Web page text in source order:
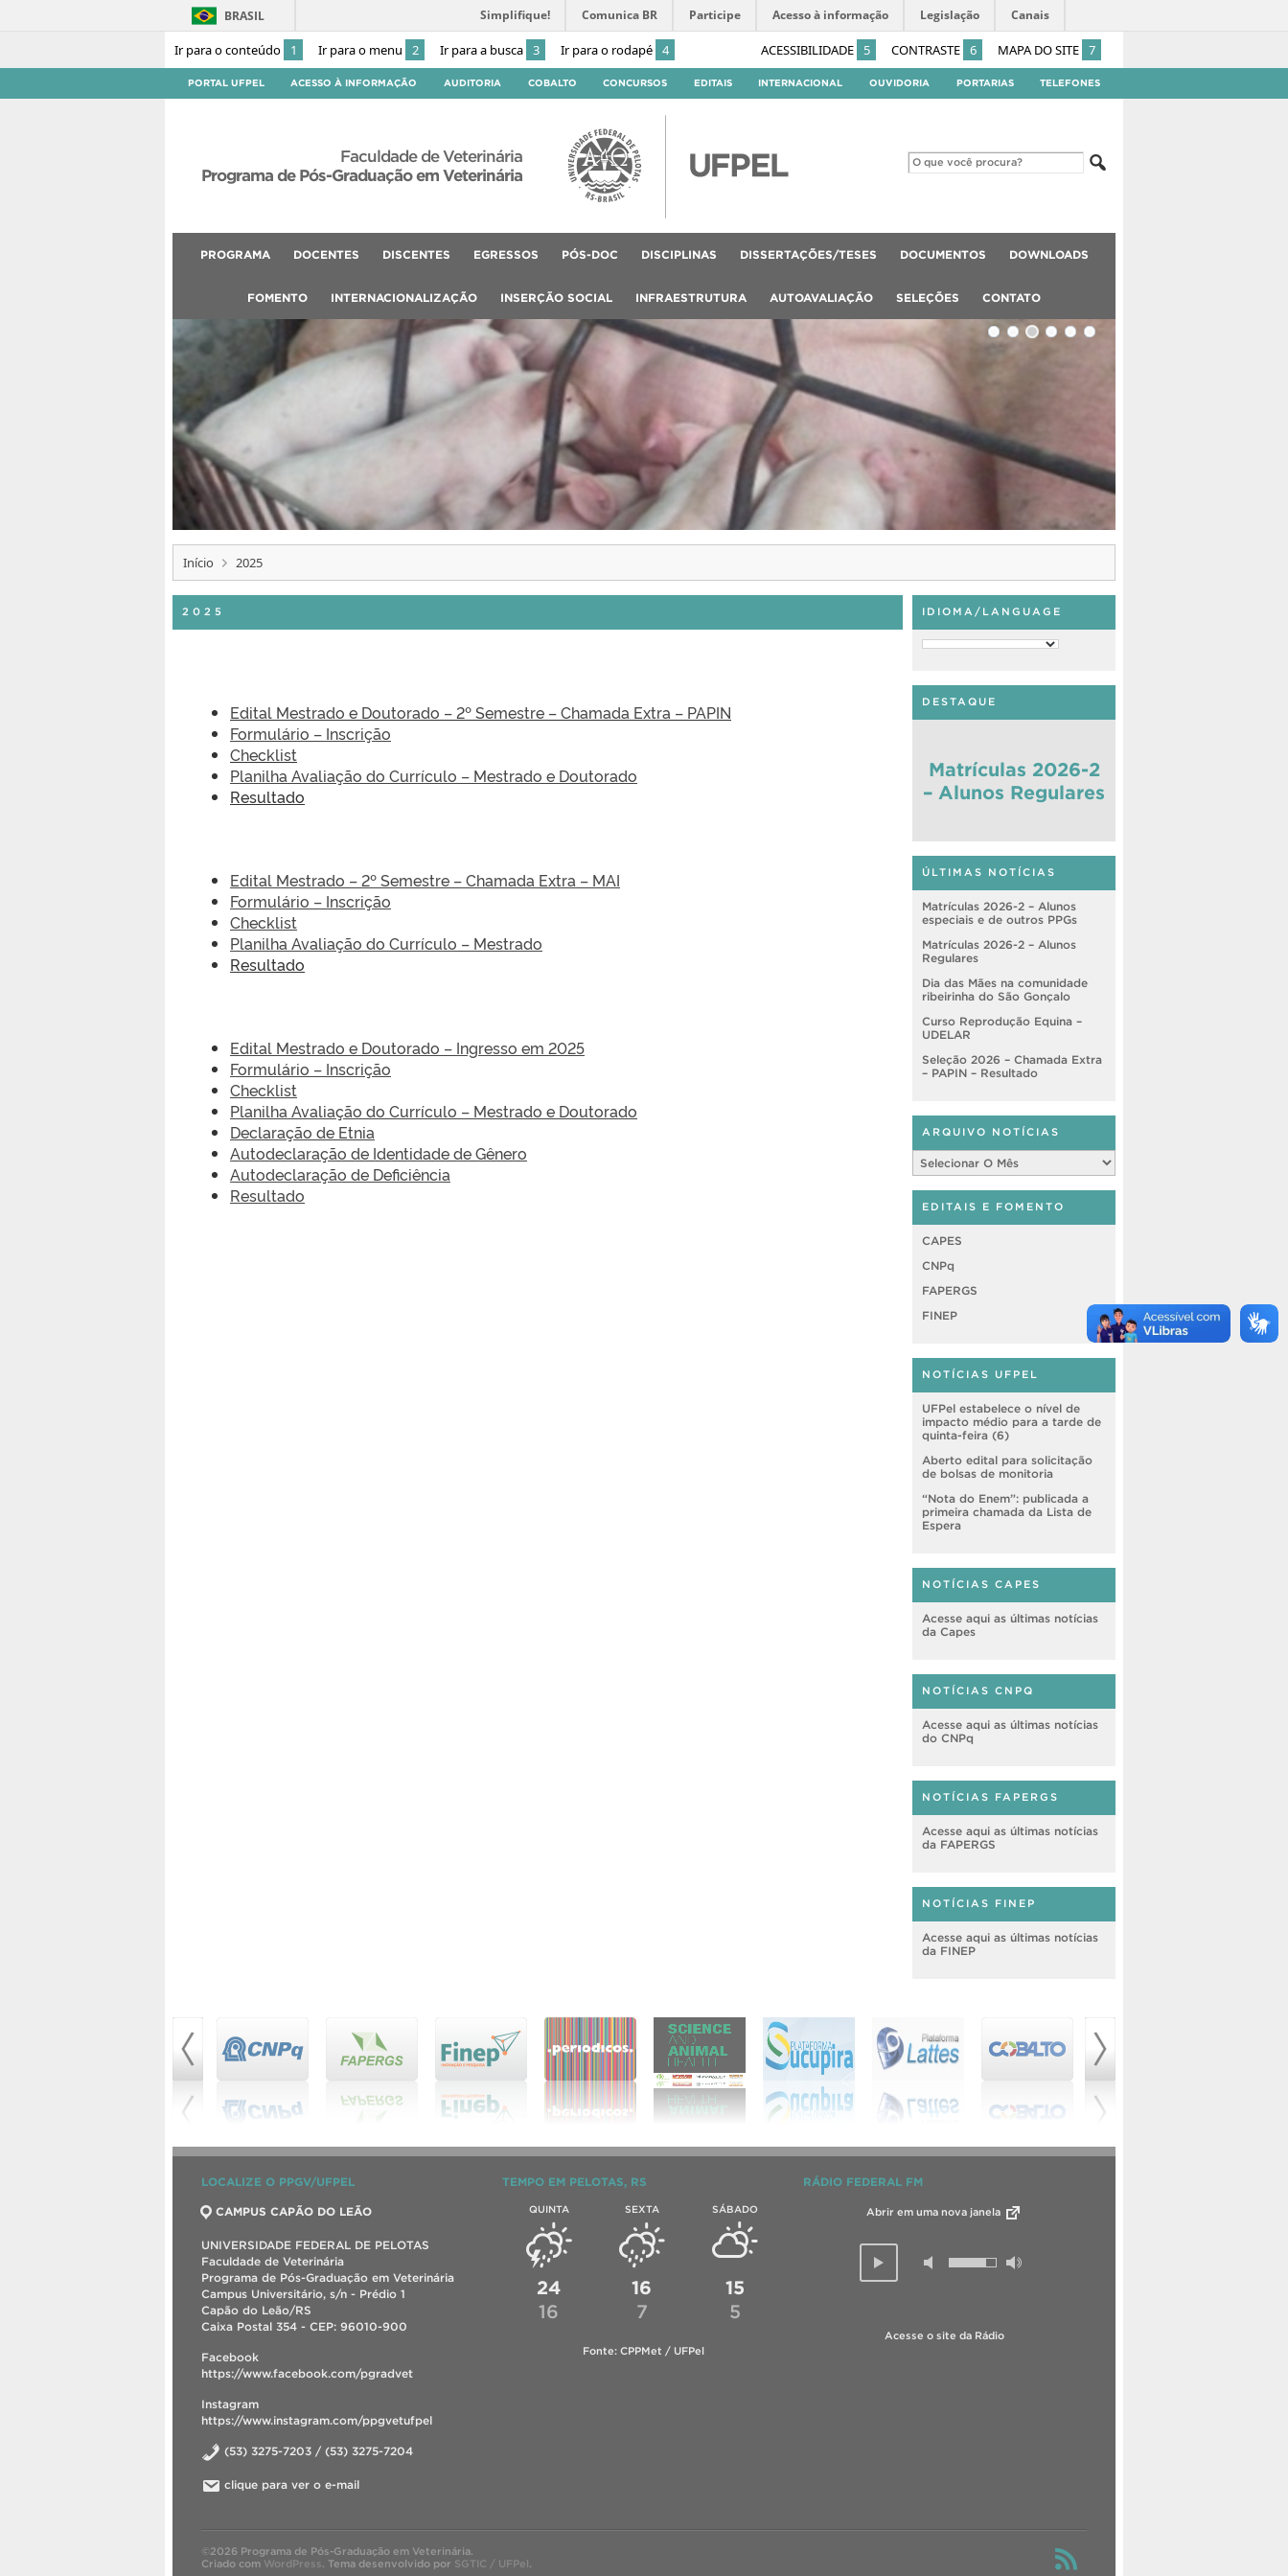
Ir para o conteúdo 1 Ir para o menu 2 Ir para a busca 3 Ir para o rodapé 4 ACESSIBILIDADE 5 CONTRASTE 6 MAPA DO SITE 7
BRASIL Simplifique! Comunica BR Participe Acesso à informação Legislação Canais
PORTAL UFPEL ACESSO À INFORMAÇÃO AUDITORIA COBALTO CONCURSOS EDITAIS INTERNACIONAL OUVIDORIA PORTARIAS TELEFONES
Faculdade de Veterinária
Programa de Pós-Graduação em Veterinária
PROGRAMA DOCENTES DISCENTES EGRESSOS PÓS-DOC DISCIPLINAS DISSERTAÇÕES/TESES DOCUMENTOS DOWNLOADS
FOMENTO INTERNACIONALIZAÇÃO INSERÇÃO SOCIAL INFRAESTRUTURA AUTOAVALIAÇÃO SELEÇÕES CONTATO
Início 2025
2025
Edital Mestrado e Doutorado – 2º Semestre – Chamada Extra – PAPIN
Formulário – Inscrição
Checklist
Planilha Avaliação do Currículo – Mestrado e Doutorado
Resultado
Edital Mestrado – 2º Semestre – Chamada Extra – MAI
Formulário – Inscrição
Checklist
Planilha Avaliação do Currículo – Mestrado
Resultado
Edital Mestrado e Doutorado – Ingresso em 2025
Formulário – Inscrição
Checklist
Planilha Avaliação do Currículo – Mestrado e Doutorado
Declaração de Etnia
Autodeclaração de Identidade de Gênero
Autodeclaração de Deficiência
Resultado
IDIOMA/LANGUAGE
DESTAQUE
Matrículas 2026-2
– Alunos Regulares
ÚLTIMAS NOTÍCIAS
Matrículas 2026-2 – Alunos
especiais e de outros PPGs
Matrículas 2026-2 – Alunos
Regulares
Dia das Mães na comunidade
ribeirinha do São Gonçalo
Curso Reprodução Equina –
UDELAR
Seleção 2026 – Chamada Extra
– PAPIN – Resultado
ARQUIVO NOTÍCIAS
Notícias
EDITAIS E FOMENTO
CAPES
CNPq
FAPERGS
FINEP
NOTÍCIAS UFPEL
UFPel estabelece o nível de
impacto médio para a tarde de
quinta-feira (6)
Aberto edital para solicitação
de bolsas de monitoria
“Nota do Enem”: publicada a
primeira chamada da Lista de
Espera
NOTÍCIAS CAPES
Acesse aqui as últimas notícias
da Capes
NOTÍCIAS CNPQ
Acesse aqui as últimas notícias
do CNPq
NOTÍCIAS FAPERGS
Acesse aqui as últimas notícias
da FAPERGS
NOTÍCIAS FINEP
Acesse aqui as últimas notícias
da FINEP
LOCALIZE O PPGV/UFPEL
CAMPUS CAPÃO DO LEÃO
UNIVERSIDADE FEDERAL DE PELOTAS
Faculdade de Veterinária
Programa de Pós-Graduação em Veterinária
Campus Universitário, s/n - Prédio 1
Capão do Leão/RS
Caixa Postal 354 - CEP: 96010-900
Facebook
https://www.facebook.com/pgradvet
Instagram
https://www.instagram.com/ppgvetufpel
(53) 3275-7203 / (53) 3275-7204
clique para ver o e-mail
TEMPO EM PELOTAS, RS
QUINTA
24
16
SEXTA
16
7
SÁBADO
15
5
Fonte: CPPMet / UFPel
RÁDIO FEDERAL FM
Abrir em uma nova janela
Acesse o site da Rádio
©2026 Programa de Pós-Graduação em Veterinária.
Criado com WordPress. Tema desenvolvido por SGTIC / UFPel .